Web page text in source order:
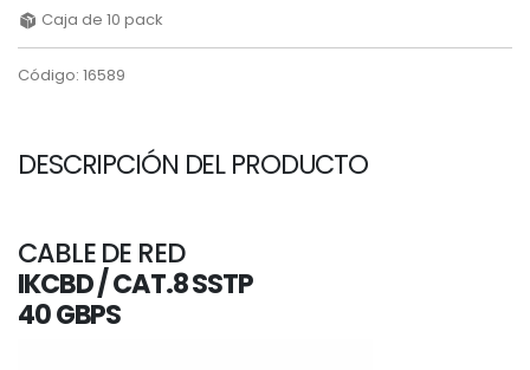
Caja de 10 pack
Código: 16589
DESCRIPCIÓN DEL PRODUCTO
CABLE DE RED
IKCBD / CAT.8 SSTP
40 GBPS